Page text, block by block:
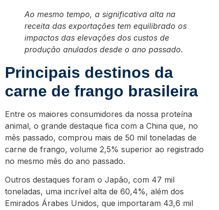
Ao mesmo tempo, a significativa alta na
receita das exportações tem equilibrado os
impactos das elevações dos custos de
produção anulados desde o ano passado.
Principais destinos da
carne de frango brasileira
Entre os maiores consumidores da nossa proteína
animal, o grande destaque fica com a China que, no
mês passado, comprou mais de 50 mil toneladas de
carne de frango, volume 2,5% superior ao registrado
no mesmo mês do ano passado.
Outros destaques foram o Japão, com 47 mil
toneladas, uma incrível alta de 60,4%, além dos
Emirados Árabes Unidos, que importaram 43,6 mil